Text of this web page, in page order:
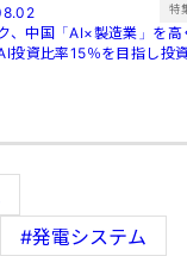
特
、中国「AI×製造業」を高
資比率15％を目指し投
#発電システム